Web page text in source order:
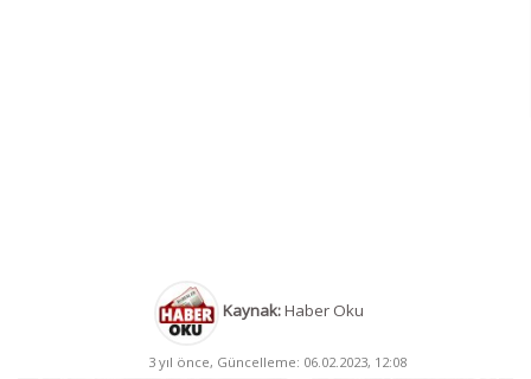
Kaynak:Haber Oku
3 yıl önce, Güncelleme: 06.02.2023, 12:08